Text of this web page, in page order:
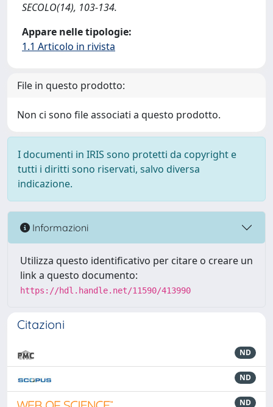
SECOLO(14), 103-134.
Appare nelle tipologie:
1.1 Articolo in rivista
File in questo prodotto:
Non ci sono file associati a questo prodotto.
I documenti in IRIS sono protetti da copyright e
tutti i diritti sono riservati, salvo diversa
indicazione.
Informazioni
Utilizza questo identificativo per citare o creare un
link a questo documento:
https://hdl.handle.net/11590/413990
Citazioni
ND
ND
ND